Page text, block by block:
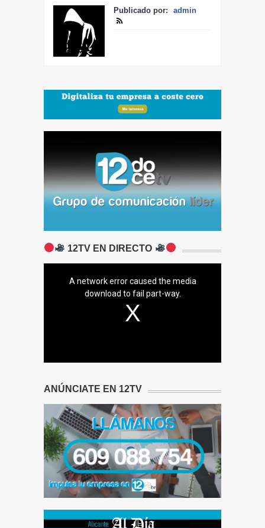
Publicado por: admin
12TV EN DIRECTO
A network error caused the media
download to fail part-way.
ANÚNCIATE EN 12TV